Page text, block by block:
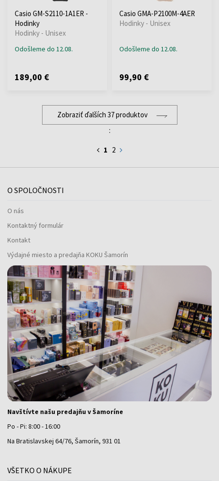
Casio GM-S2110-1A1ER -
Hodinky
Hodinky - Unisex
Odošleme do 12.08.
189,00 €
Casio GMA-P2100M-4AER
Hodinky - Unisex
Odošleme do 12.08.
99,90 €
Zobraziť ďalších 37 produktov
:
1 2
O SPOLOČNOSTI
O nás
Kontaktný formulár
Kontakt
Výdajné miesto a predajňa KOKU Šamorín
Navštívte našu predajňu v Šamoríne
Po - Pi: 8:00 - 16:00
Na Bratislavskej 64/76, Šamorín, 931 01
VŠETKO O NÁKUPE